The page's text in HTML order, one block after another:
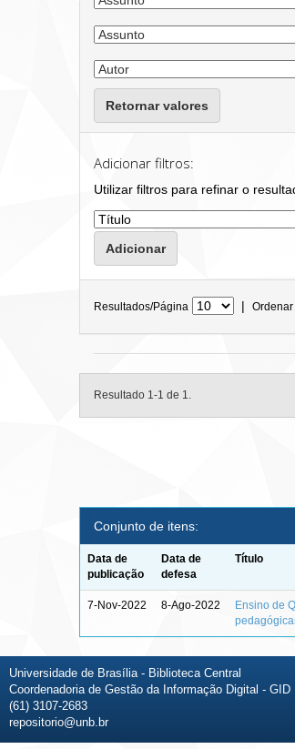
Retornar valores
Adicionar filtros:
Utilizar filtros para refinar o
Resultados/Página |
Resultado 1-1 de 1.
Conjunto de itens:
Data de
publicação
Data de
defesa
Título
7-Nov-2022 8-Ago-2022
Ensino de
Universidade de Brasília - Biblioteca Central
Coordenadoria de Gestão da Informação Digital - GID
(61) 3107-2683
repositorio@unb.br